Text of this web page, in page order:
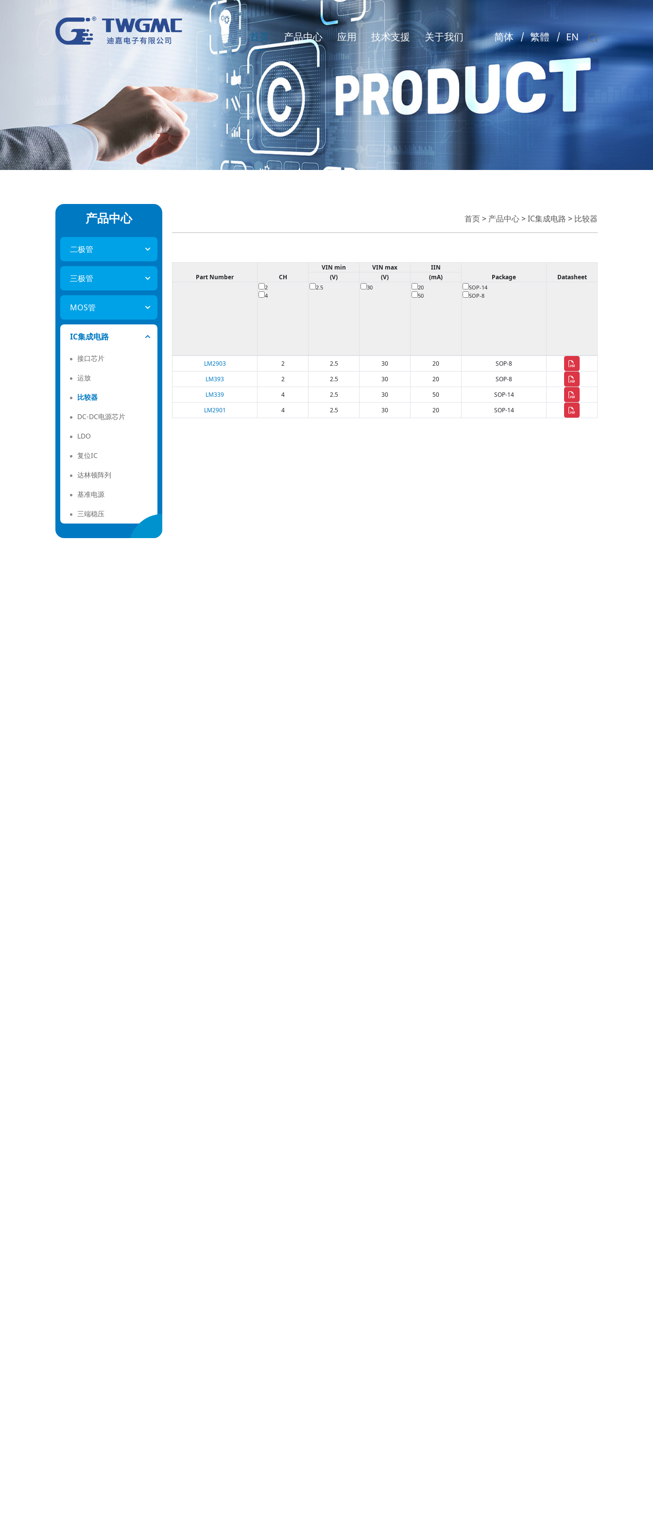
简体 丨 繁體 丨 EN
首页 产品中心 应用 技术支援 关于我们
产品中心
二极管
三极管
MOS管
IC集成电路
接口芯片
运放
比较器
DC-DC电源芯片
LDO
复位IC
达林顿阵列
基准电源
三端稳压
首页> 产品中心>IC集成电路 > 比较器
Part Number CH
VIN min VIN max
IIN
Package
Datasheet
(V) (V) (mA)
2
4
2.5 30
20
50
SOP-14
SOP-8
LM2903 2 2.5 30 20
SOP-8
LM393
2 2.5 30 20
SOP-8
LM339
4 2.5 30 50
SOP-14
LM2901
4 2.5 30 20 SOP-14